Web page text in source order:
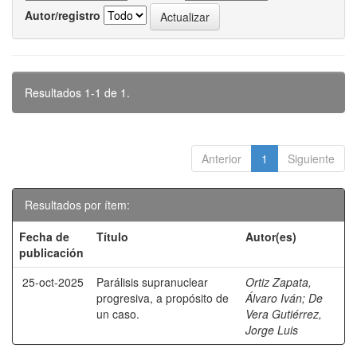
Autor/registro
Resultados 1-1 de 1.
Anterior 1 Siguiente
Resultados por ítem:
Fecha de
publicación
Título Autor(es)
25-oct-2025
Parálisis supranuclear
progresiva, a propósito de
un caso.
Ortiz Zapata,
Álvaro Iván; De
Vera Gutiérrez,
Jorge Luis